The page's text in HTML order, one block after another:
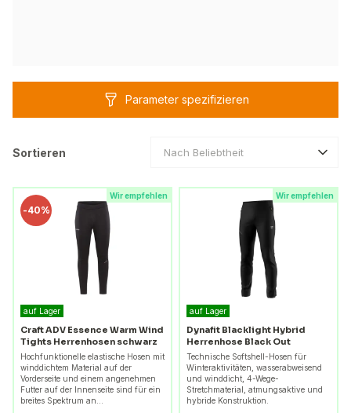
Parameter spezifizieren
Sortieren Nach Beliebtheit
Wir empfehlen
-40%
auf Lager
Craft ADV Essence Warm Wind
Tights Herrenhosen schwarz
Hochfunktionelle elastische Hosen mit
winddichtem Material auf der
Vorderseite und einem angenehmen
Futter auf der Innenseite sind für ein
breites Spektrum an…
Wir empfehlen
auf Lager
Dynafit Blacklight Hybrid
Herrenhose Black Out
Technische Softshell-Hosen für
Winteraktivitäten, wasserabweisend
und winddicht, 4-Wege-
Stretchmaterial, atmungsaktive und
hybride Konstruktion.